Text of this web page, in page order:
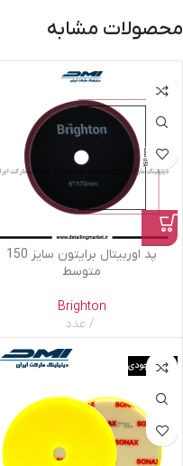
محصولات مشابه
پد اوربیتال برایتون سایز 150
متوسط
Brighton
عدد
اتمام موجودی